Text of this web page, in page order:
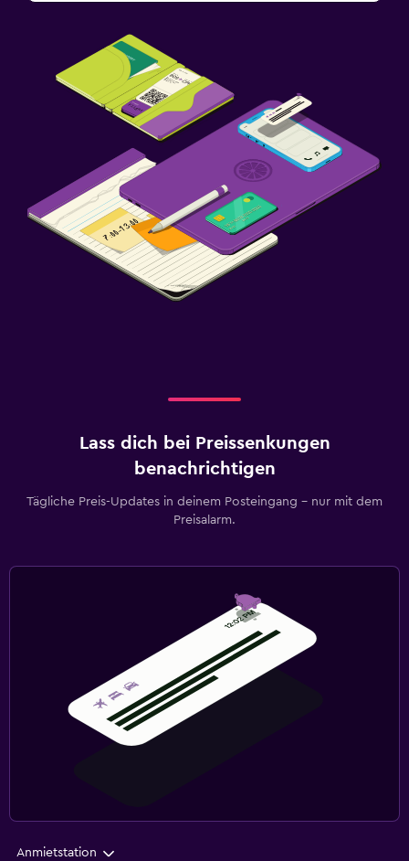
Lass dich bei Preissenkungen
benachrichtigen
Tägliche Preis-Updates in deinem Posteingang – nur mit dem
Preisalarm.
Anmietstation